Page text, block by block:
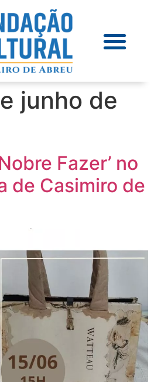
junho de
Fazer’ no
de Casimiro de